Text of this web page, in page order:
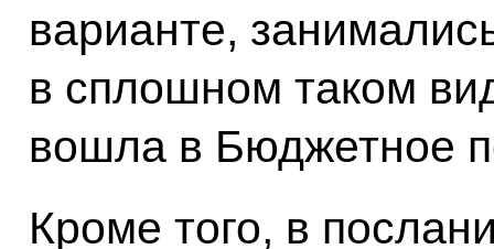
варианте,
в сплошном таком
вошла в Бюджетное
Кроме того, в